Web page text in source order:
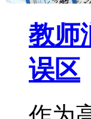
教师
误区